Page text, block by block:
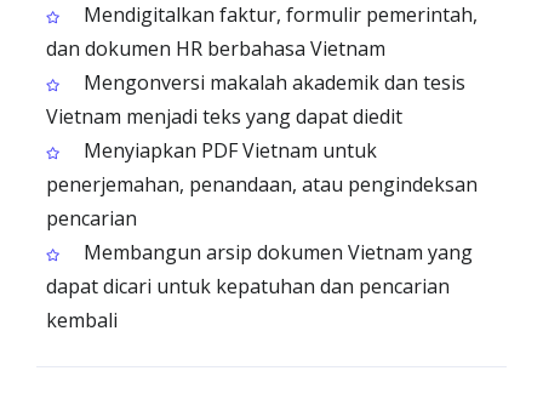
Mendigitalkan faktur, formulir pemerintah,
dan dokumen HR berbahasa Vietnam
Mengonversi makalah akademik dan tesis
Vietnam menjadi teks yang dapat diedit
Menyiapkan PDF Vietnam untuk
penerjemahan, penandaan, atau pengindeksan
pencarian
Membangun arsip dokumen Vietnam yang
dapat dicari untuk kepatuhan dan pencarian
kembali